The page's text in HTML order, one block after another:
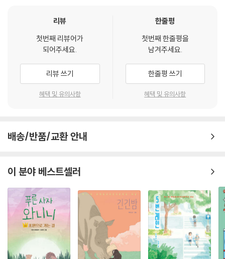
1962년 오스트레일리아 시드니에서 태어난 저자 제프리 맥스키밍은 어린
시절, 할아버지의 다락방에서 우연히 낡은 영사기와 먼지 가득한 필름을
발견하게 된다. 영사한 필름에는 경쾌한 사파리 모자를 쓰고 헐렁한 사하
라 반바지를 입은 남자가 등장했는데, 그 남자가 바로 고고학 탐정 카이로
된 것이다. 제프리 맥스키밍은 이들의 발자취를 따라 다니기 시작했고, 아
이로 짐〉 시리즈라는 인기 소설 시리즈가 되었다.
저자의 실제 경험을 바탕으로 한 생생한 모험 이야기!
〈고고학 탐정 카이로 짐〉 시리즈는 분명 허구이다. 하지만 각 이야기 속에
는 저자 제프리 맥스키밍의 고고학적 탐험이 생생하게 녹아 있다. 저자는
이집트의 왕들의 계곡에서 일사병에 걸리기도 했고, 이집트 기자 지구 피
리뷰
첫번째 리뷰어가
되어주세요.
리뷰 쓰기
혜택 및 유의사항
한줄평
첫번째 한줄평을
남겨주세요.
한줄평 쓰기
혜택 및 유의사항
배송/반품/교환 안내
이 분야 베스트셀러